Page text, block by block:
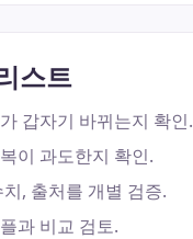
스트
갑자기 바뀌는지 확인.
이 과도한지 확인.
, 출처를 개별 검증.
과 비교 검토.